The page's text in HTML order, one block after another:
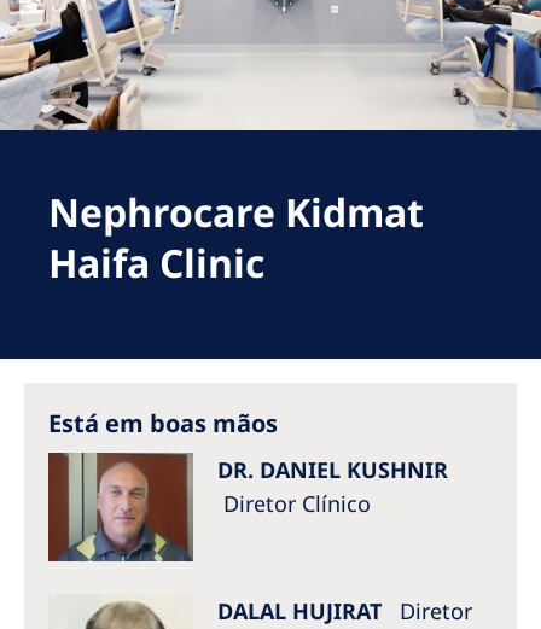
Romania
Russia
Serbia
Slovenia
Spain
Asia Pacific
Asia Pacific
Australia
Philippines
Nephrocare Kidmat
Haifa Clinic
Está em boas mãos
DR. DANIEL KUSHNIR
Diretor Clínico
DALAL HUJIRAT Diretor